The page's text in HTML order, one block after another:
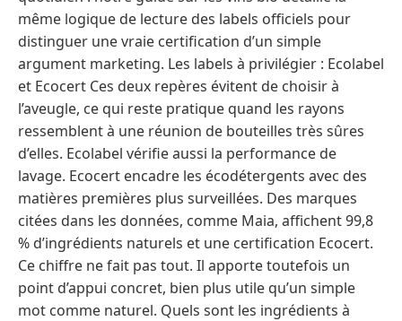
même logique de lecture des labels officiels pour
distinguer une vraie certification d’un simple
argument marketing. Les labels à privilégier : Ecolabel
et Ecocert Ces deux repères évitent de choisir à
l’aveugle, ce qui reste pratique quand les rayons
ressemblent à une réunion de bouteilles très sûres
d’elles. Ecolabel vérifie aussi la performance de
lavage. Ecocert encadre les écodétergents avec des
matières premières plus surveillées. Des marques
citées dans les données, comme Maia, affichent 99,8
% d’ingrédients naturels et une certification Ecocert.
Ce chiffre ne fait pas tout. Il apporte toutefois un
point d’appui concret, bien plus utile qu’un simple
mot comme naturel. Quels sont les ingrédients à